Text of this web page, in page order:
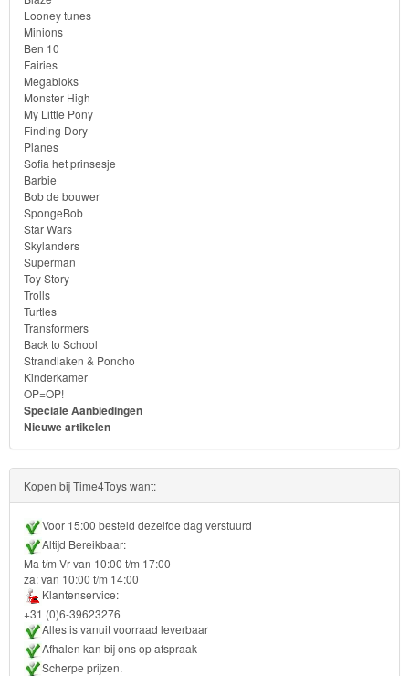
Bob
de
bouwer
SpongeBob
Star
Wars
Skylanders
Superman
Toy
Story
Trolls
Turtles
Transformers
Back
to
School
Strandlaken
&
Poncho
Looney tunes
Minions
Ben 10
Fairies
Megabloks
Monster High
My Little Pony
Finding Dory
Planes
Sofia het prinsesje
Barbie
Bob de bouwer
SpongeBob
Star Wars
Skylanders
Superman
Toy Story
Trolls
Turtles
Transformers
Back to School
Strandlaken & Poncho
Kinderkamer
OP=OP!
Speciale Aanbiedingen
Nieuwe artikelen
Kopen bij Time4Toys want:
Voor 15:00 besteld dezelfde dag verstuurd
Altijd Bereikbaar:
Ma t/m Vr van 10:00 t/m 17:00
za: van 10:00 t/m 14:00
Klantenservice:
+31 (0)6-39623276
Alles is vanuit voorraad leverbaar
Afhalen kan bij ons op afspraak
Scherpe prijzen.